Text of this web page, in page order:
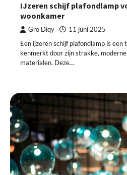
IJzeren schijf plafondlamp
woonkamer
Gro Diqy 11 juni 2025
Een ijzeren schijf plafondlamp is
kenmerkt door zijn strakke,
materialen. Deze…